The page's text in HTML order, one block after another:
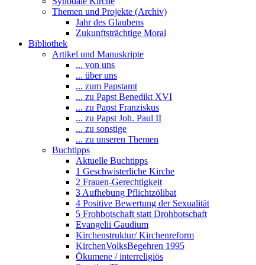
Themen und Projekte (Archiv)
Jahr des Glaubens
Zukunftsträchtige Moral
Bibliothek
Artikel und Manuskripte
... von uns
... über uns
... zum Papstamt
... zu Papst Benedikt XVI
... zu Papst Franziskus
... zu Papst Joh. Paul II
... zu sonstige
... zu unseren Themen
Buchtipps
Aktuelle Buchtipps
1 Geschwisterliche Kirche
2 Frauen-Gerechtigkeit
3 Aufhebung Pflichtzölibat
4 Positive Bewertung der Sexualität
5 Frohbotschaft statt Drohbotschaft
Evangelii Gaudium
Kirchenstruktur/ Kirchenreform
KirchenVolksBegehren 1995
Ökumene / interreligiös